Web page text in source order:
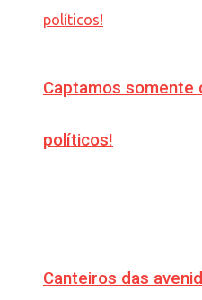
Captamos somente
políticos!
Canteiros das